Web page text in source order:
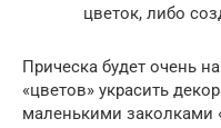
цветок, либо
Прическа будет очень
«цветов» украсить
маленькими заколками